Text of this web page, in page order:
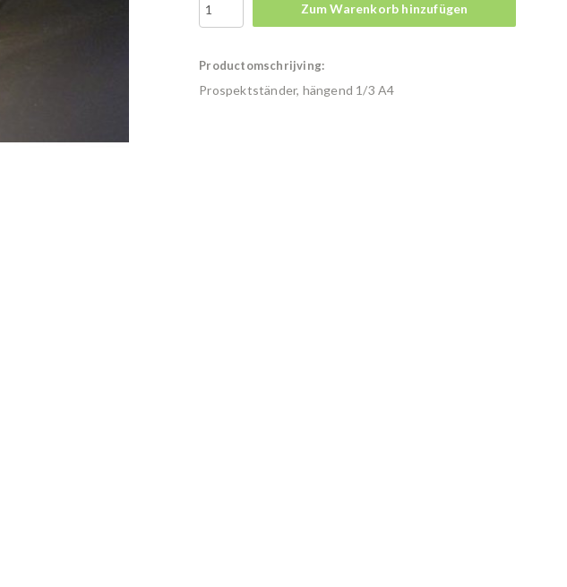
Zum Warenkorb hinzufügen
Productomschrijving:
Prospektständer, hängend 1/3 A4